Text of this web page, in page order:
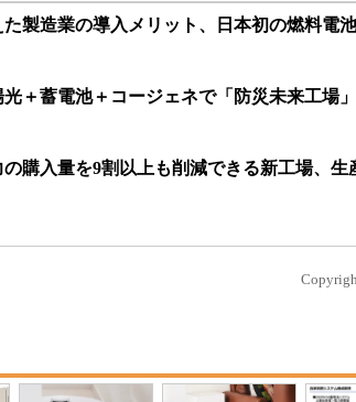
た製造業の導入メリット、日本初の燃料電
光＋蓄電池＋コージェネで「防災未来工場
の購入量を9割以上も削減できる新工場、